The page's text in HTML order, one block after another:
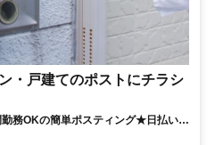
・戸建てのポストにチラシ
勤務OKの簡単ポスティング★日払い
ア活躍！